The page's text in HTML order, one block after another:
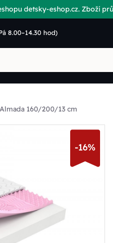
detsky-eshop.cz. Zboží
8.00–14.30 hod)
160/200/13 cm
-16%